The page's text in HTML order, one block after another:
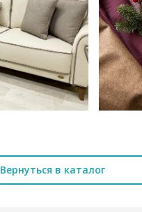
Вернуться в каталог